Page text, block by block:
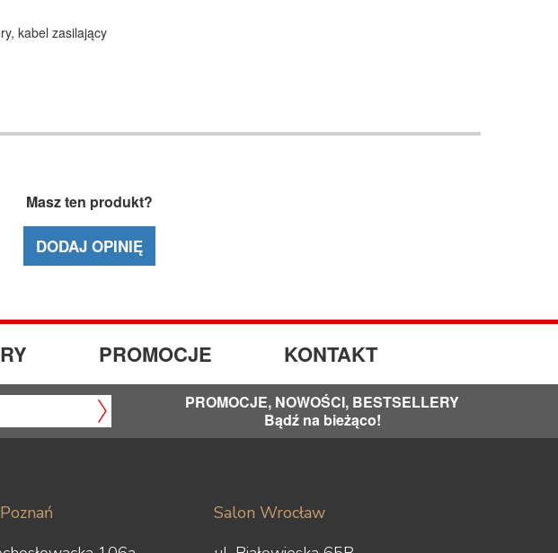
kabel zasilający
Masz ten produkt?
DODAJ OPINIĘ
PROMOCJE KONTAKT
PROMOCJE, NOWOŚCI, BESTSELLERY
Bądź na bieżąco!
Salon Wrocław